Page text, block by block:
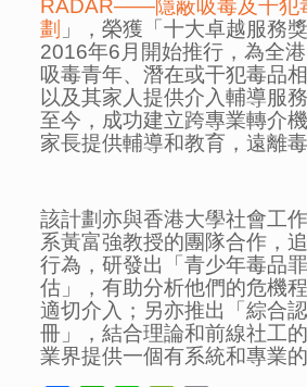
RADAR——隱蔽吸毒及干犯
劃 」，榮獲「十大卓越服務
2016年6月開始推行，為全
吸毒青年、潛在或干犯毒品
以及其家人提供介入輔導服
至今，成功建立跨專業轉介
家長提供輔導和教育，遠離毒
該計劃亦與香港大學社會工
系黃富強教授的團隊合作，
行為，研發出「青少年毒品
估」，有助分析他們的危機
適切介入；另亦推出「綜合
冊」，結合理論和前線社工
業界提供一個有系統和專業的